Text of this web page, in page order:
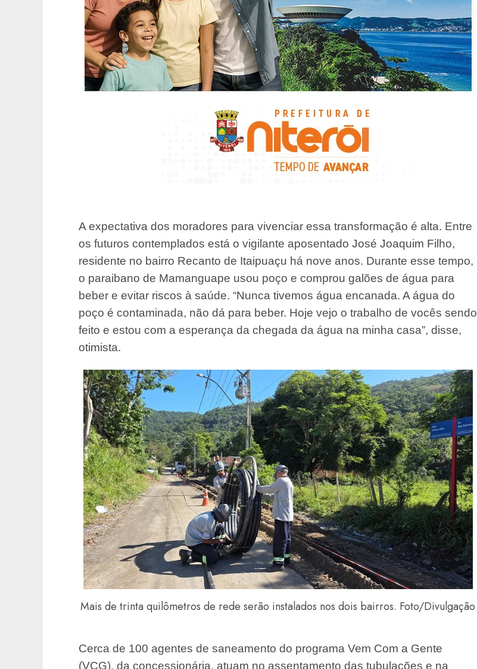
A expectativa dos moradores para vivenciar essa transformação é alta. Entre
os futuros contemplados está o vigilante aposentado José Joaquim Filho,
residente no bairro Recanto de Itaipuaçu há nove anos. Durante esse tempo,
o paraibano de Mamanguape usou poço e comprou galões de água para
beber e evitar riscos à saúde. “Nunca tivemos água encanada. A água do
poço é contaminada, não dá para beber. Hoje vejo o trabalho de vocês sendo
feito e estou com a esperança da chegada da água na minha casa”, disse,
otimista.
Mais de trinta quilômetros de rede serão instalados nos dois bairros. Foto/Divulgação
Cerca de 100 agentes de saneamento do programa Vem Com a Gente
(VCG), da concessionária, atuam no assentamento das tubulações e na